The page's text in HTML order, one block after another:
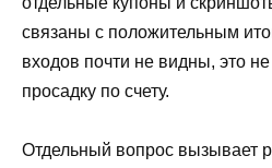
связаны с положительным
входов почти не видны, это
просадку по счету.
Отдельный вопрос вызывает